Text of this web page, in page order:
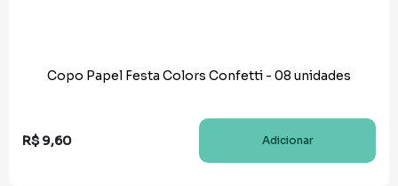
Copo Papel Festa Colors Confetti - 08 unidades
R$ 9,60 Adicionar